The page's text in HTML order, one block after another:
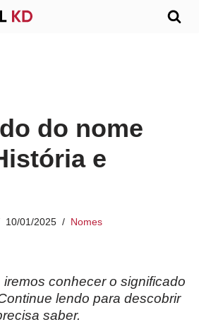
do nome
e
10/01/2025 Nomes
conhecer o significado
lendo para descobrir
saber.